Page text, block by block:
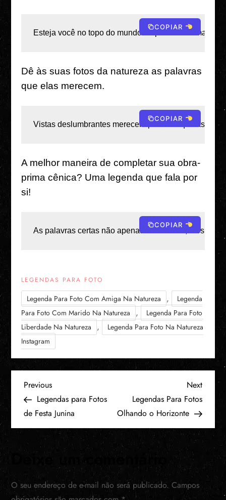
Esteja você no topo do mundo ou perdido na maré,
COPIAR
Dê às suas fotos da natureza as palavras
que elas merecem.
Vistas deslumbrantes merecem palavras que as
COPIAR
A melhor maneira de completar sua obra-
prima cênica? Uma legenda que fala por
si!
As palavras certas não apenas descrevem; eles
COPIAR
LEGENDAS PARA FOTO
Legenda Para Foto Com Amiga Na Natureza ,
Legenda
Para Foto Com Marido Na Natureza
,
Legenda Para Foto
Liberdade Na Natureza
,
Legenda Para Foto Na Natureza
Instagram
N
a
v
g
Previous
Post
Previous
Legendas para Fotos
de Festa Junina
Next
Post
Next
Legendas Para Fotos
Olhando o Horizonte
Deixe um comentário
O seu endereço de e-mail não será publicado. Campos